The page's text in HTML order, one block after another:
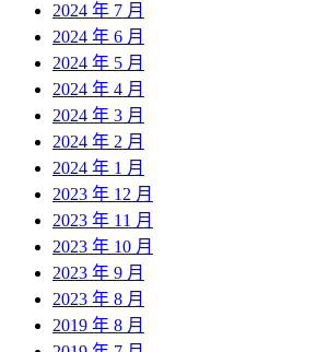
2024 年 7 月
2024 年 6 月
2024 年 5 月
2024 年 4 月
2024 年 3 月
2024 年 2 月
2024 年 1 月
2023 年 12 月
2023 年 11 月
2023 年 10 月
2023 年 9 月
2023 年 8 月
2019 年 8 月